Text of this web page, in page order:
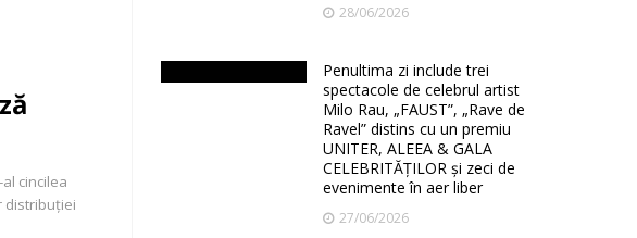
cincilea
distribuției
28/06/2026
Penultima zi include trei
spectacole de celebrul artist
Milo Rau, „FAUST”, „Rave de
Ravel” distins cu un premiu
UNITER, ALEEA & GALA
CELEBRITĂȚILOR și zeci de
evenimente în aer liber
27/06/2026